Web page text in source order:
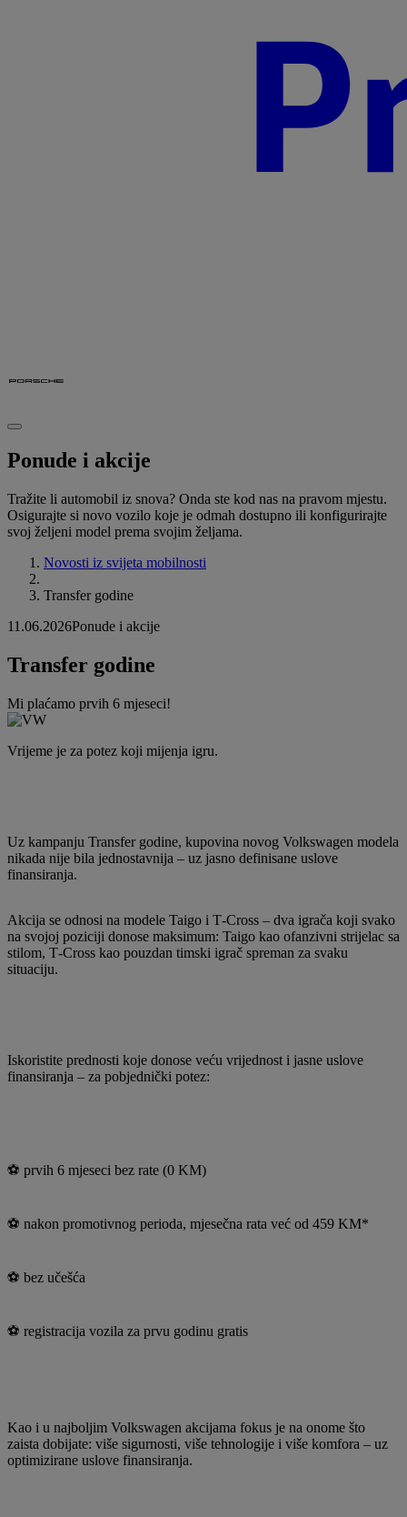
Ponude i akcije
Tražite li automobil iz snova? Onda ste kod nas na pravom mjestu.
Osigurajte si novo vozilo koje je odmah dostupno ili konfigurirajte
svoj željeni model prema svojim željama.
Novosti iz svijeta mobilnosti
Transfer godine
11.06.2026Ponude i akcije
Transfer godine
Mi plaćamo prvih 6 mjeseci!
Vrijeme je za potez koji mijenja igru.
Uz kampanju Transfer godine, kupovina novog Volkswagen modela
nikada nije bila jednostavnija – uz jasno definisane uslove
finansiranja.
Akcija se odnosi na modele Taigo i T‑Cross – dva igrača koji svako
na svojoj poziciji donose maksimum: Taigo kao ofanzivni strijelac sa
stilom, T‑Cross kao pouzdan timski igrač spreman za svaku
situaciju.
Iskoristite prednosti koje donose veću vrijednost i jasne uslove
finansiranja – za pobjednički potez:
⚽ prvih 6 mjeseci bez rate (0 KM)
⚽ nakon promotivnog perioda, mjesečna rata već od 459 KM*
⚽ bez učešća
⚽ registracija vozila za prvu godinu gratis
Kao i u najboljim Volkswagen akcijama fokus je na onome što
zaista dobijate: više sigurnosti, više tehnologije i više komfora – uz
optimizirane uslove finansiranja.